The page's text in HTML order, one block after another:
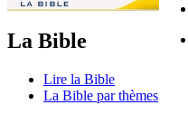
La Bible
Lire la Bible
La Bible par thèmes